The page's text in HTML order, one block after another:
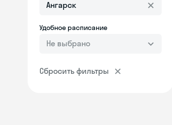
Удобное расписание
Не выбрано
Сбросить фильтры